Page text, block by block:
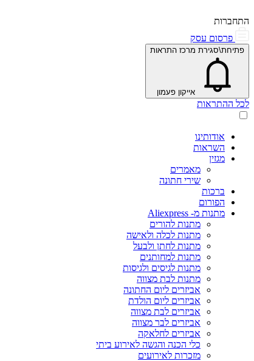
התחברות
פרסום עסק
פתיחת\סגירת מרכז התראות
אייקון פעמון
לכל ההתראות
אודותינו
השראות
מגזין
מאמרים
שירי חתונה
ברכות
הפורום
מתנות מ- Aliexpress
מתנות להורים
מתנות לכלה ולאישה
מתנות לחתן ולבעל
מתנות למחותנים
מתנות לגיסים ולגיסות
מתנות לבת מצווה
אביזרים ליום החתונה
אביזרים ליום הולדת
אביזרים לבת מצווה
אביזרים לבר מצווה
אביזרים לחלאקה
כלי הכנה והגשה לאירוע ביתי
מזכרות לאירועים